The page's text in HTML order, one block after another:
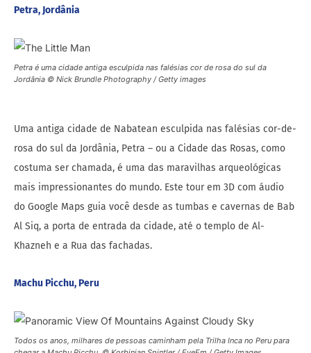
Petra, Jordânia
Petra é uma cidade antiga esculpida nas falésias cor de rosa do sul da
Jordânia © Nick Brundle Photography / Getty images
Uma antiga cidade de Nabatean esculpida nas falésias cor-de-
rosa do sul da Jordânia, Petra – ou a Cidade das Rosas, como
costuma ser chamada, é uma das maravilhas arqueológicas
mais impressionantes do mundo. Este tour em 3D com áudio
do Google Maps guia você desde as tumbas e cavernas de Bab
Al Siq, a porta de entrada da cidade, até o templo de Al-
Khazneh e a Rua das fachadas.
Machu Picchu, Peru
Todos os anos, milhares de pessoas caminham pela Trilha Inca no Peru para